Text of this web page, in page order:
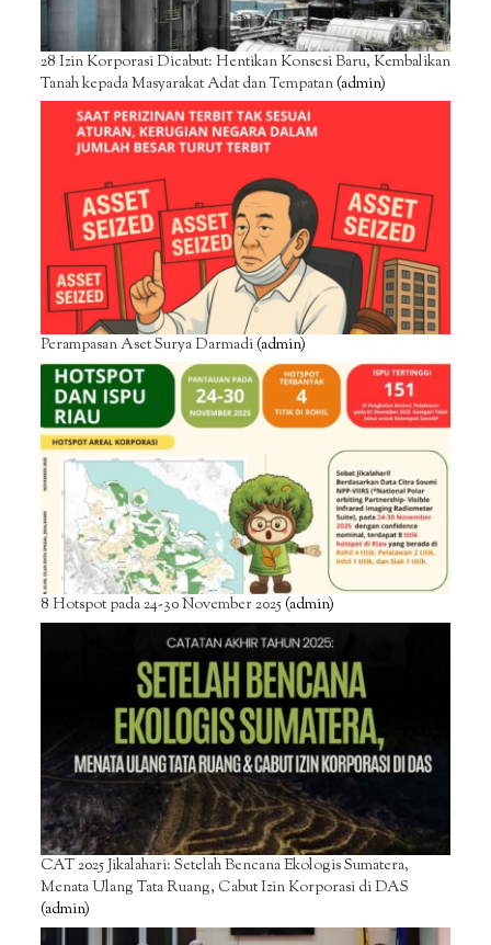
28 Izin Korporasi Dicabut: Hentikan Konsesi Baru, Kembalikan
Tanah kepada Masyarakat Adat dan Tempatan(admin)
Perampasan Aset Surya Darmadi(admin)
8 Hotspot pada 24-30 November 2025(admin)
CAT 2025 Jikalahari: Setelah Bencana Ekologis Sumatera,
Menata Ulang Tata Ruang, Cabut Izin Korporasi di DAS
(admin)